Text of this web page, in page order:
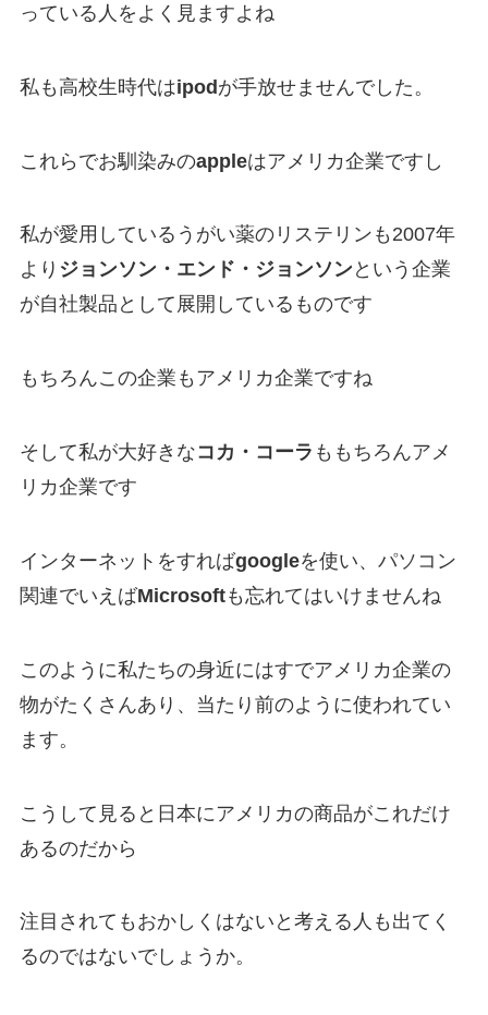
っている人をよく見ますよね
私も高校生時代はipodが手放せませんでした。
これらでお馴染みのappleはアメリカ企業ですし
私が愛用しているうがい薬のリステリンも2007年
より ジョンソン・エンド・ジョンソンという企業
が自社製品として展開しているものです
もちろんこの企業もアメリカ企業ですね
そして私が大好きなコカ・コーラ ももちろんアメ
リカ企業です
インターネットをすればgoogleを使い、パソコン
関連でいえばMicrosoftも忘れてはいけませんね
このように私たちの身近にはすでアメリカ企業の
物がたくさんあり、当たり前のように使われてい
ます。
こうして見ると日本にアメリカの商品がこれだけ
あるのだから
注目されてもおかしくはないと考える人も出てく
るのではないでしょうか。